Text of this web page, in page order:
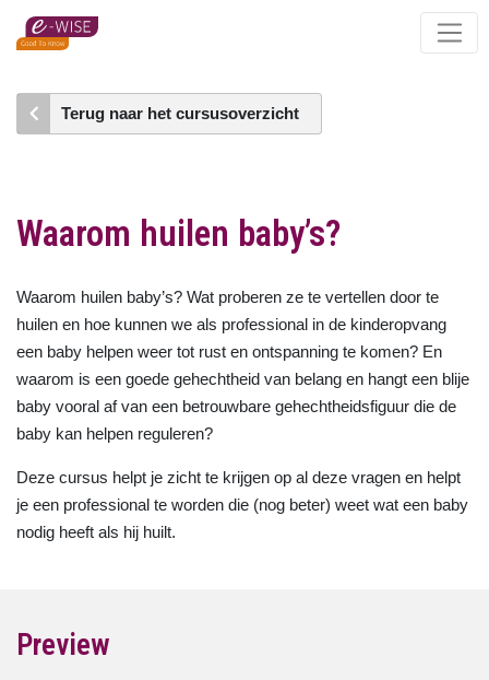
Skip
content
Terug naar het cursusoverzicht
Waarom huilen baby’s?
Waarom huilen baby’s? Wat proberen ze te vertellen door te
huilen en hoe kunnen we als professional in de kinderopvang
een baby helpen weer tot rust en ontspanning te komen? En
waarom is een goede gehechtheid van belang en hangt een blije
baby vooral af van een betrouwbare gehechtheidsfiguur die de
baby kan helpen reguleren?
Deze cursus helpt je zicht te krijgen op al deze vragen en helpt
je een professional te worden die (nog beter) weet wat een baby
nodig heeft als hij huilt.
Preview